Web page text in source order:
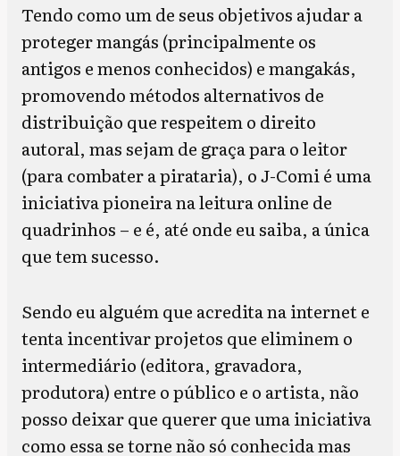
Tendo como um de seus objetivos ajudar a
proteger mangás (principalmente os
antigos e menos conhecidos) e mangakás,
promovendo métodos alternativos de
distribuição que respeitem o direito
autoral, mas sejam de graça para o leitor
(para combater a pirataria), o J-Comi é uma
iniciativa pioneira na leitura online de
quadrinhos – e é, até onde eu saiba, a única
que tem sucesso.
Sendo eu alguém que acredita na internet e
tenta incentivar projetos que eliminem o
intermediário (editora, gravadora,
produtora) entre o público e o artista, não
posso deixar que querer que uma iniciativa
como essa se torne não só conhecida mas